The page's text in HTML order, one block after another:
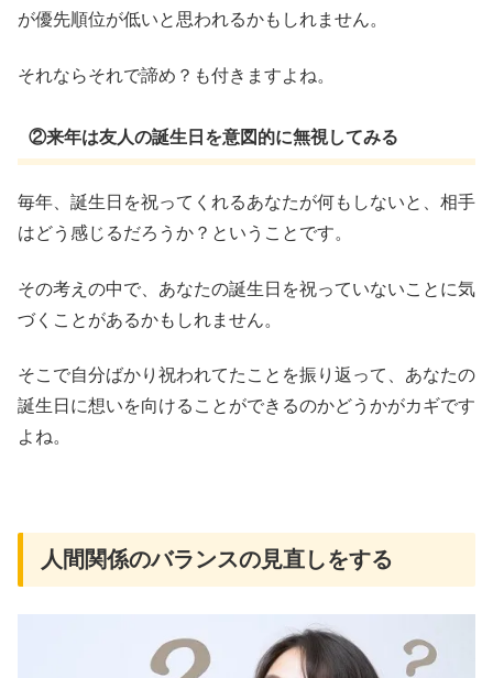
が優先順位が低いと思われるかもしれません。
それならそれで諦め？も付きますよね。
②来年は友人の誕生日を意図的に無視してみる
毎年、誕生日を祝ってくれるあなたが何もしないと、相手
はどう感じるだろうか？ということです。
その考えの中で、あなたの誕生日を祝っていないことに気
づくことがあるかもしれません。
そこで自分ばかり祝われてたことを振り返って、あなたの
誕生日に想いを向けることができるのかどうかがカギです
よね。
人間関係のバランスの見直しをする